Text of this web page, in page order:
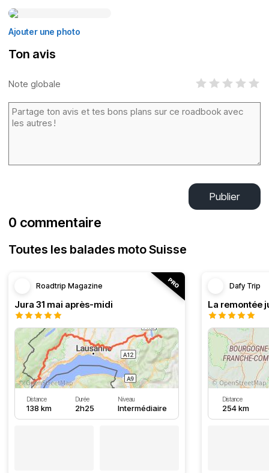
Ajouter une photo
Ton avis
Note globale
Publier
0 commentaire
Toutes les balades moto Suisse
Roadtrip Magazine
Jura 31 mai après-midi
Distance
138 km
Durée
2h25
Niveau
Intermédiaire
Dafy Trip
La remontée
Distance
254 km